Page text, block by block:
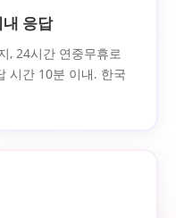
응답
, 24시간 연중무휴로
시간 10분 이내. 한국